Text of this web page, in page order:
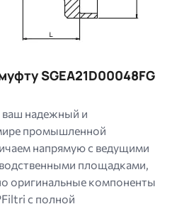
SGEA21D00048FG
ваш надежный и
промышленной
напрямую с ведущими
площадками,
оригинальные компоненты
с полной